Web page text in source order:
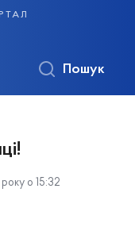
Пошук
о 15:32